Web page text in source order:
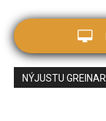
NÝJUSTU GREINAR